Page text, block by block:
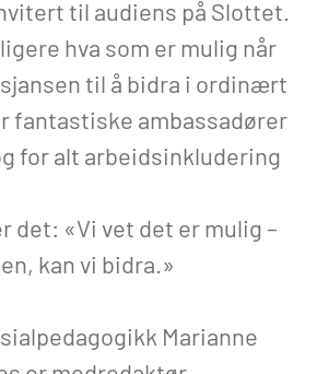
til audiens på Slottet.
hva som er mulig når
til å bidra i ordinært
fantastiske ambassadører
for alt arbeidsinkludering
det: «Vi vet det er mulig –
kan vi bidra.»
Marianne